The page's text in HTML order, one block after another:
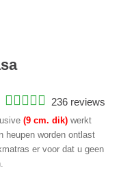
236 reviews
(9 cm. dik) werkt
heupen worden ontlast
er voor dat u geen